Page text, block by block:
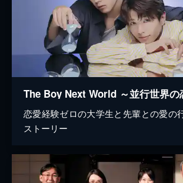
The Boy Next World ～並行世界の
恋愛経験ゼロの大学生と先輩との愛の
ストーリー